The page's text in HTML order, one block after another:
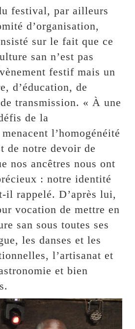
festival, par ailleurs
d’organisation,
sur le fait que ce
san n’est pas
festif mais un
d’éducation, de
transmission. « À une
de la
l’homogénéité
de notre devoir de
nos ancêtres nous ont
: notre identité
il rappelé. D’après lui,
vocation de mettre en
san sous toutes ses
les danses et les
l’artisanat et
et bien